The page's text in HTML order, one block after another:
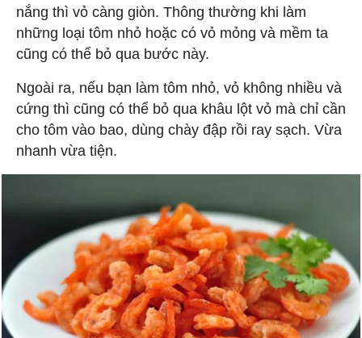
nắng thì vỏ càng giòn. Thông thường khi làm
những loại tôm nhỏ hoặc có vỏ mỏng và mềm ta
cũng có thể bỏ qua bước này.
Ngoài ra, nếu bạn làm tôm nhỏ, vỏ không nhiều và
cứng thì cũng có thể bỏ qua khâu lột vỏ mà chỉ cần
cho tôm vào bao, dùng chày đập rồi ray sạch. Vừa
nhanh vừa tiện.